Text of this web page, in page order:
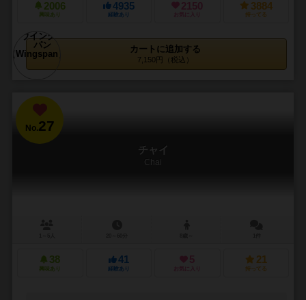
2006
興味あり
4935
経験あり
2150
お気に入り
3884
持ってる
カートに追加する
7,150円（税込）
No.27
チャイ
Chai
38
興味あり
41
経験あり
5
お気に入り
21
持ってる